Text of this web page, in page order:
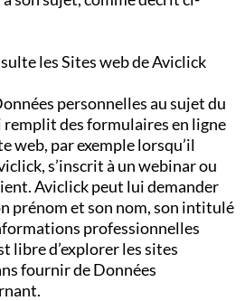
les Sites web de Aviclick
personnelles au sujet du
des formulaires en ligne
web, par exemple lorsqu’il
s’inscrit à un webinar ou
Aviclick peut lui demander
prénom et son nom, son intitulé
professionnelles
libre d’explorer les sites
fournir de Données